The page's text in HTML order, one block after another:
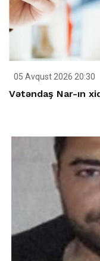
05 Avqust 2026 20:30
Vətəndaş Nar-ın